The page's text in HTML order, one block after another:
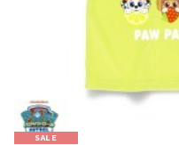
SALE